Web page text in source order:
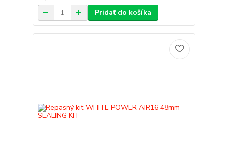
Pridať do košíka